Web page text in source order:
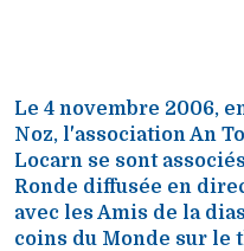
Le 4 novembre 2006,
Noz, l'association An
Locarn se sont
Ronde diffusée en
avec les Amis de la
coins du Monde sur le